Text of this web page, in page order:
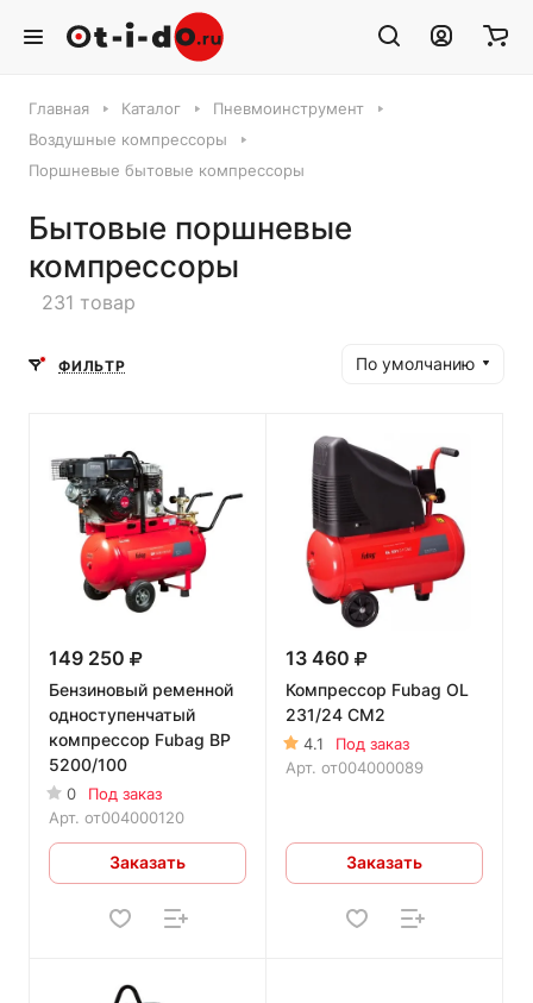
Главная Каталог
Пневмоинструмент
Воздушные компрессоры
Поршневые бытовые компрессоры
Бытовые поршневые
компрессоры
231 товар
ФИЛЬТР По умолчанию
149 250
Бензиновый ременной
одноступенчатый
компрессор Fubag BP
5200/100
0
Под заказ
Арт. от004000120
Заказать
13 460
Компрессор Fubag OL
231/24 CM2
4.1
Под заказ
Арт. от004000089
Заказать